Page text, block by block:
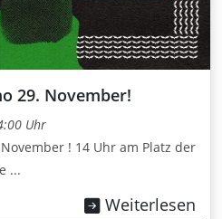
29. November!
Uhr
! 14 Uhr am Platz der
...
Weiterlesen